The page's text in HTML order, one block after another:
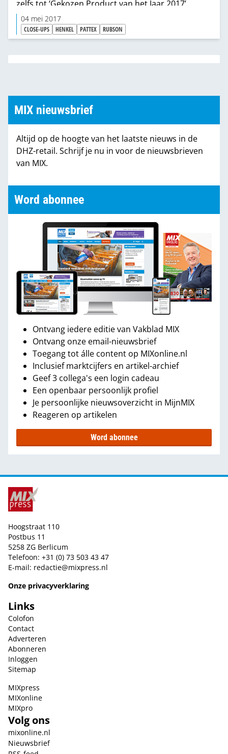
zelfs tot ‘Gekozen Product van het Jaar 2017’.
Dankzij de eerlijke mening van de consument
draagt Pattex RE-NEW heel 2017 het ‘Gekozen
Product van het Jaar’-logo. Goed nieuws!
Onderzoek van GFK laat zien dat 76% van de
consumenten interesse heeft in het kopen van een
04 mei 2017
CLOSE-UPS HENKEL PATTEX RUBSON
MIX nieuwsbrief
Altijd op de hoogte van het laatste nieuws in de
DHZ-retail. Schrijf je nu in voor de nieuwsbrieven
van MIX.
Word abonnee
Ontvang iedere editie van Vakblad MIX
Ontvang onze email-nieuwsbrief
Toegang tot álle content op MIXonline.nl
Inclusief marktcijfers en artikel-archief
Geef 3 collega's een login cadeau
Een openbaar persoonlijk profiel
Je persoonlijke nieuwsoverzicht in MijnMIX
Reageren op artikelen
Word abonnee
Hoogstraat 110
Postbus 11
5258 ZG Berlicum
Telefoon: +31 (0) 73 503 43 47
E-mail: redactie@mixpress.nl
Onze privacyverklaring
Links
Colofon
Contact
Adverteren
Abonneren
Inloggen
Sitemap
MIXpress
MIXonline
MIXpro
Volg ons
mixonline.nl
Nieuwsbrief